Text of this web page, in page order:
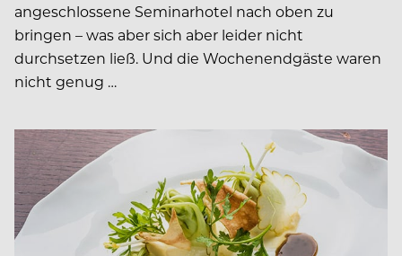
angeschlossene Seminarhotel nach oben zu
bringen – was aber sich aber leider nicht
durchsetzen ließ. Und die Wochenendgäste waren
nicht genug …